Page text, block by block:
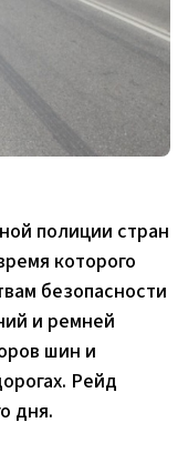
полиции стран
которого
безопасности
и ремней
шин и
Рейд
дня.